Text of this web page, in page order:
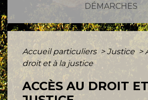
DÉMARCHES
Accueil particuliers > Justice >
droit et à la justice
ACCÈS AU DROIT